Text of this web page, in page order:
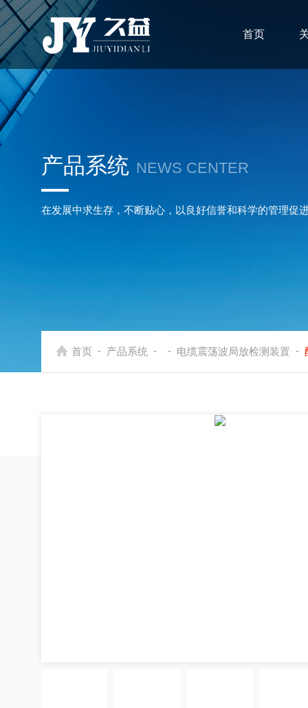
首页
产品系统 NEWS CENTER
在发展中求生存，不断贴心，以良好信誉和科学的管理促
首页 - 产品系统 - - 电缆震荡波局放检测装置 -